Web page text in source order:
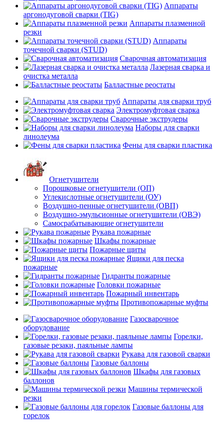
Аппараты
аргонодуговой сварки (TIG)
Аппараты плазменной
резки
Аппараты
точечной сварки (STUD)
Сварочная автоматизация
Лазерная сварка и
очистка металла
Балластные реостаты
Аппараты для сварки труб
Электромуфтовая сварка
Сварочные экструдеры
Наборы для сварки
линолеума
Фены для сварки пластика
Огнетушители
Порошковые огнетушители (ОП)
Углекислотные огнетушители (ОУ)
Воздушно-пенные огнетушители (ОВП)
Воздушно-эмульсионные огнетушители (ОВЭ)
Самосрабатывающие огнетушители
Рукава пожарные
Шкафы пожарные
Пожарные щиты
Ящики для песка
пожарные
Гидранты пожарные
Головки пожарные
Пожарный инвентарь
Противопожарные муфты
Газосварочное
оборудование
Горелки,
газовые резаки, паяльные лампы
Рукава для газовой сварки
Газовые баллоны
Шкафы для газовых
баллонов
Машины термической
резки
Газовые баллоны для
горелок